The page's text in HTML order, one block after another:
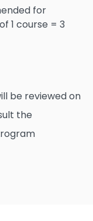
for
1 course = 3
be reviewed on
the